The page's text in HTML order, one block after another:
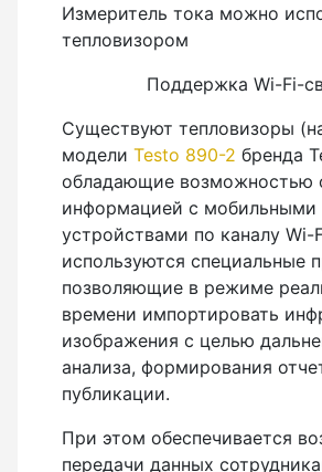
Измеритель тока можно
тепловизором
Поддержка Wi-Fi-
Существуют тепловизоры
модели Testo 890-2 бренда
обладающие возможностью
информацией с мобильными
устройствами по каналу Wi-
используются специальные
позволяющие в режиме
времени импортировать
изображения с целью
анализа, формирования
публикации.
При этом обеспечивается
передачи данных